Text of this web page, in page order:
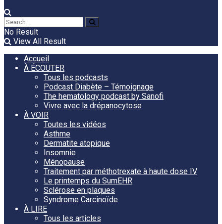
No Result
View All Result
Accueil
À ÉCOUTER
Tous les podcasts
Podcast Diabète – Témoignage
The hematology podcast by Sanofi
Vivre avec la drépanocytose
À VOIR
Toutes les vidéos
Asthme
Dermatite atopique
Insomnie
Ménopause
Traitement par méthotrexate à haute dose IV
Le printemps du SumEHR
Sclérose en plaques
Syndrome Carcinoïde
À LIRE
Tous les articles